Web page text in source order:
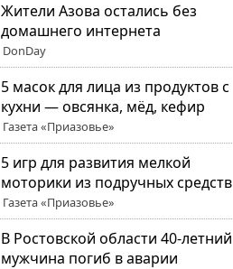
Жители Азова остались без
домашнего интернета
DonDay
5 масок для лица из продуктов с
кухни — овсянка, мёд, кефир
Газета «Приазовье»
5 игр для развития мелкой
моторики из подручных средств
Газета «Приазовье»
В Ростовской области 40-летний
мужчина погиб в аварии